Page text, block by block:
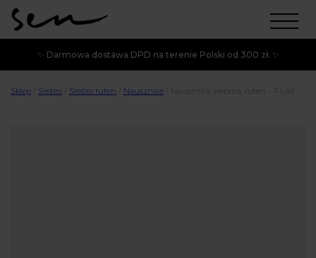
✨ Darmowa dostawa DPD na terenie Polski od 300 zł. ✨
Sklep Srebro Srebro ruten Nausznice Nausznica srebrna, ruten – Fluid